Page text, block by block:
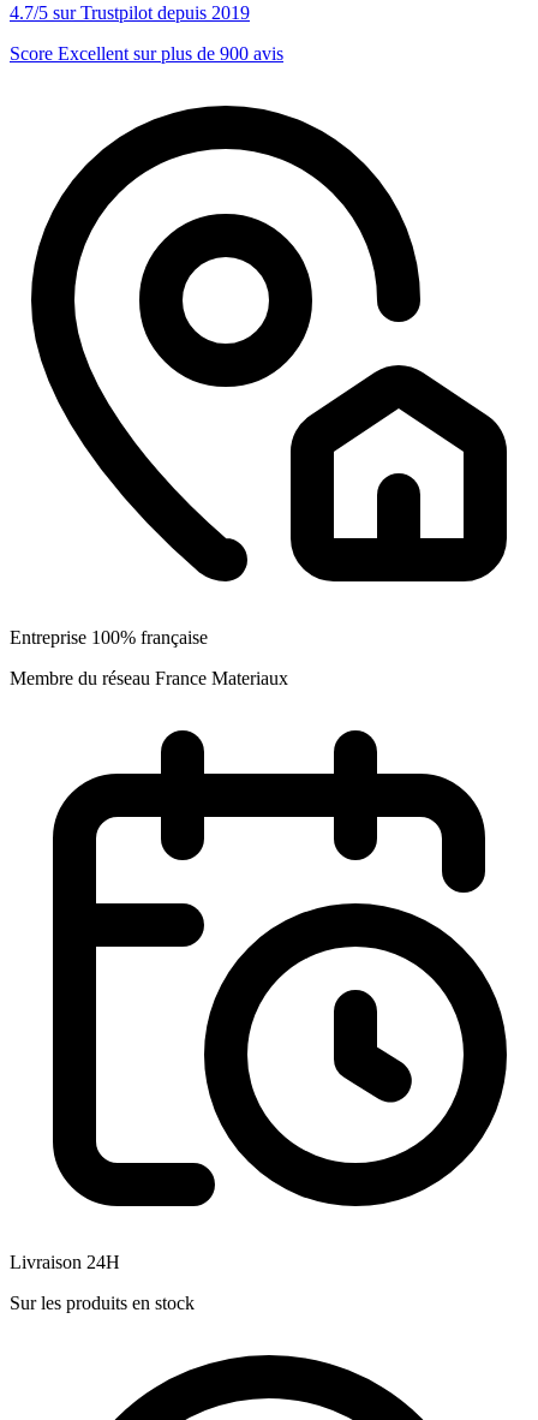
4.7/5 sur Trustpilot depuis 2019
Score Excellent sur plus de 900 avis
Entreprise 100% française
Membre du réseau France Materiaux
Livraison 24H
Sur les produits en stock